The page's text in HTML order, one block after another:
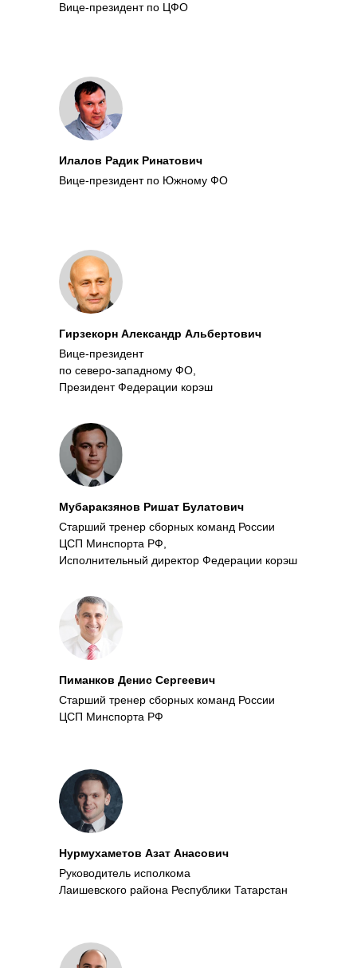
Вице-президент по ЦФО
Илалов Радик Ринатович
Вице-президент по Южному ФО
Гирзекорн Александр Альбертович
Вице-президент
по северо-западному ФО,
Президент Федерации корэш
Мубаракзянов Ришат Булатович
Старший тренер сборных команд России
ЦСП Минспорта РФ,
Исполнительный директор Федерации корэш
Пиманков Денис Сергеевич
Старший тренер сборных команд России
ЦСП Минспорта РФ
Нурмухаметов Азат Анасович
Руководитель исполкома
Лаишевского района Республики Татарстан